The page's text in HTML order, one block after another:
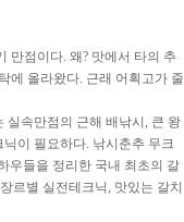
만점이다. 왜? 맛에서 타의 추
에 올라왔다. 근래 어획고가 줄
실속만점의 근해 배낚시, 큰 왕
이 필요하다. 낚시춘추 무크
우들을 정리한 국내 최초의 갈
르별 실전테크닉, 맛있는 갈치